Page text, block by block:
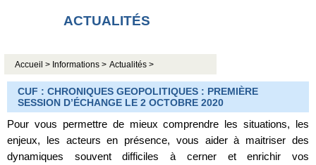
ACTUALITÉS
Accueil > Informations > Actualités >
CUF : CHRONIQUES GEOPOLITIQUES : PREMIÈRE
SESSION D’ÉCHANGE LE 2 OCTOBRE 2020
Pour vous permettre de mieux comprendre les situations, les
enjeux, les acteurs en présence, vous aider à maitriser des
dynamiques souvent difficiles à cerner et enrichir vos